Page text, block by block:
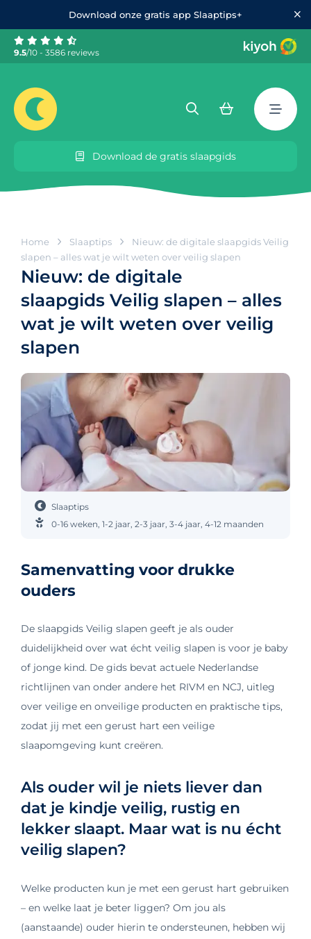
Download onze gratis app Slaaptips+
9.5/10 - 3586 reviews
Download de gratis slaapgids
Home Slaaptips
Nieuw: de digitale slaapgids Veilig
slapen – alles wat je wilt weten over veilig slapen
Nieuw: de digitale
slaapgids Veilig slapen – alles
wat je wilt weten over veilig
slapen
Slaaptips
0-16 weken 1-2 jaar 2-3 jaar 3-4 jaar 4-12 maanden
Samenvatting voor drukke
ouders
De slaapgids Veilig slapen geeft je als ouder
duidelijkheid over wat écht veilig slapen is voor je baby
of jonge kind. De gids bevat actuele Nederlandse
richtlijnen van onder andere het RIVM en NCJ, uitleg
over veilige en onveilige producten en praktische tips,
zodat jij met een gerust hart een veilige
slaapomgeving kunt creëren.
Als ouder wil je niets liever dan
dat je kindje veilig, rustig en
lekker slaapt. Maar wat is nu écht
veilig slapen?
Welke producten kun je met een gerust hart gebruiken
– en welke laat je beter liggen? Om jou als
(aanstaande) ouder hierin te ondersteunen, hebben wij